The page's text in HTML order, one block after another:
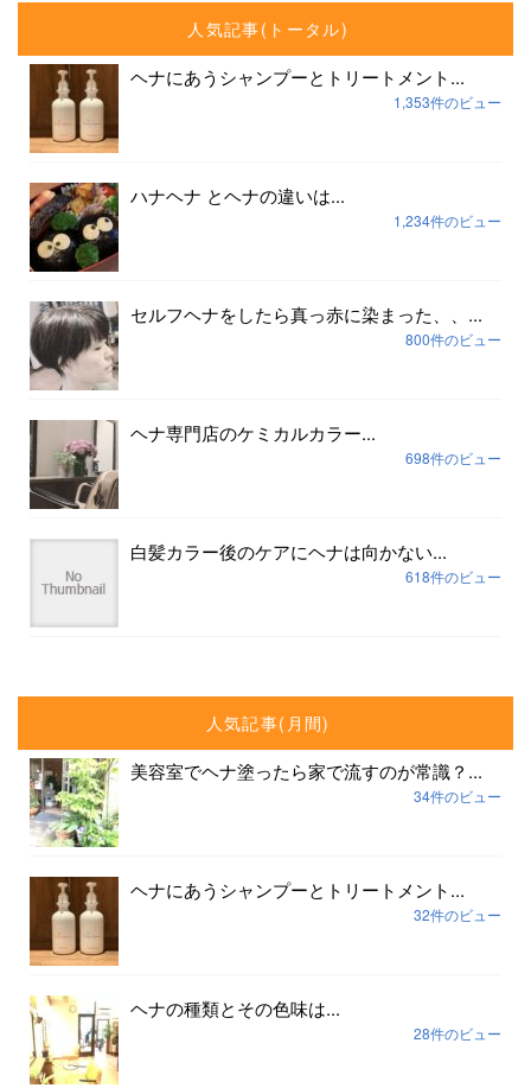
人気記事(トータル)
ヘナにあうシャンプーとトリートメント...
1,353件のビュー
ハナヘナ とヘナの違いは...
1,234件のビュー
セルフヘナをしたら真っ赤に染まった、、...
800件のビュー
ヘナ専門店のケミカルカラー...
698件のビュー
白髪カラー後のケアにヘナは向かない...
618件のビュー
人気記事(月間)
美容室でヘナ塗ったら家で流すのが常識？...
34件のビュー
ヘナにあうシャンプーとトリートメント...
32件のビュー
ヘナの種類とその色味は...
28件のビュー